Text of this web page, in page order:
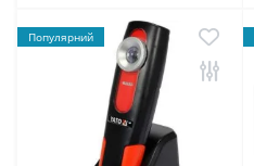
Популярний